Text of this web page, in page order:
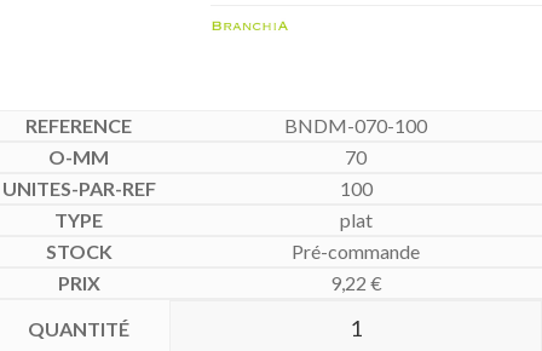
BNDM-070-100
70
100
plat
Pré-commande
9,22 €